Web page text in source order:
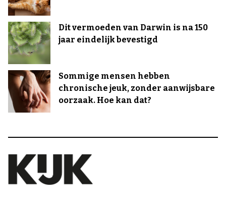
Dit vermoeden van Darwin is na 150
jaar eindelijk bevestigd
Sommige mensen hebben
chronische jeuk, zonder aanwijsbare
oorzaak. Hoe kan dat?